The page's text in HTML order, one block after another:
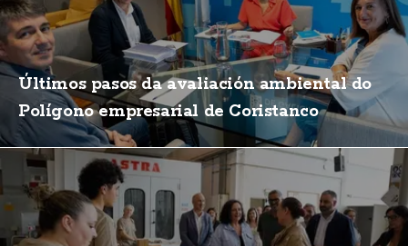
Últimos pasos da avaliación ambiental do
Polígono empresarial de Coristanco